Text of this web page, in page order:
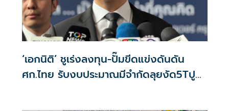
‘เอกนิติ’ ชูเร่งลงทุน-ปั๊มขีดแข่งดันดัน
ศก.ไทย รับงบประมาณมีจำกัดลุยงัด5Tปู